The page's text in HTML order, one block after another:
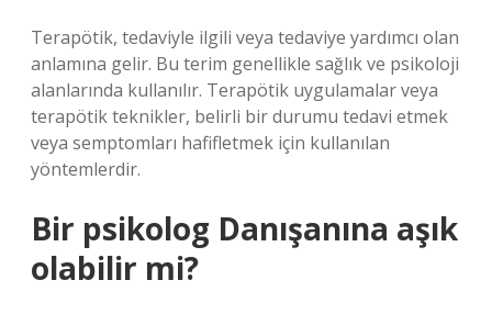
Terapötik, tedaviyle ilgili veya tedaviye yardımcı olan
anlamına gelir. Bu terim genellikle sağlık ve psikoloji
alanlarında kullanılır. Terapötik uygulamalar veya
terapötik teknikler, belirli bir durumu tedavi etmek
veya semptomları hafifletmek için kullanılan
yöntemlerdir.
Bir psikolog Danışanına aşık
olabilir mi?